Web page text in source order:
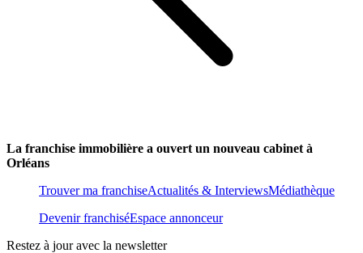
La franchise immobilière a ouvert un nouveau cabinet à
Orléans
Trouver ma franchiseActualités & InterviewsMédiathèque
Devenir franchiséEspace annonceur
Restez à jour avec la newsletter